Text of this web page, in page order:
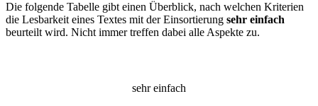
Die folgende Tabelle gibt einen Überblick, nach welchen Kriterien
die Lesbarkeit eines Textes mit der Einsortierung sehr einfach
beurteilt wird. Nicht immer treffen dabei alle Aspekte zu.
sehr einfach